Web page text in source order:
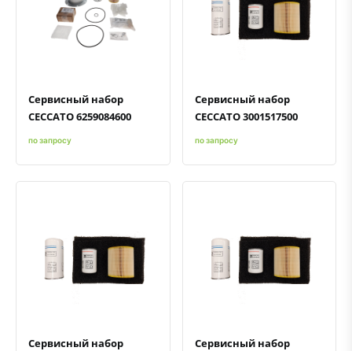
Быстрый просмотрДобавить к сравнению
Добавить в избранное
Сервисный набор
CECCATO 6259084600
по запросу
Быстрый просмотрДобавить к сравнению
Добавить в избранное
Сервисный набор
CECCATO 3001517500
по запросу
Быстрый просмотрДобавить к сравнению
Добавить в избранное
Сервисный набор
Быстрый просмотрДобавить к сравнению
Добавить в избранное
Сервисный набор